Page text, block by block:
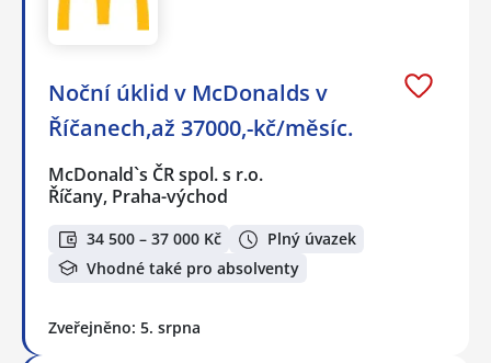
Noční úklid v McDonalds v
Říčanech,až 37000,-kč/měsíc.
McDonald`s ČR spol. s r.o.
Říčany, Praha-východ
34 500 – 37 000 Kč
Plný úvazek
Vhodné také pro absolventy
Zveřejněno: 5. srpna